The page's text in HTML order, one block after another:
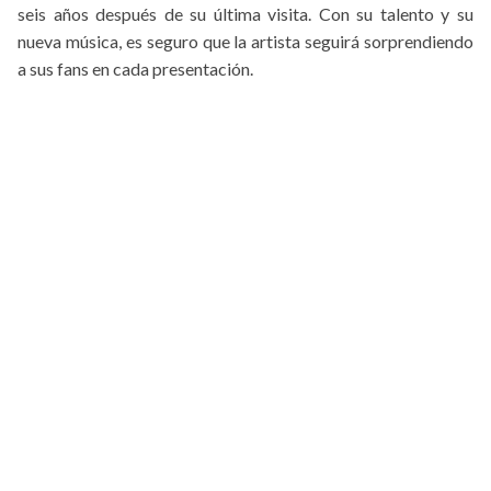
seis años después de su última visita. Con su talento y su
nueva música, es seguro que la artista seguirá sorprendiendo
a sus fans en cada presentación.